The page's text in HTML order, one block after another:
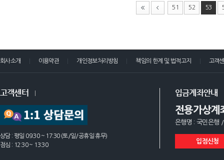
51 52 53
회사소개 이용약관 개인정보처리방침 책임의 한계 및 법적고지 고객
고객센터
상담 : 평일 09:30 ~ 17:30 (토/일/공휴일 휴무)
점심 : 12:30 ~ 13:30
입금계좌안내
전용가상계
은행명 : 국민은행
입점신청